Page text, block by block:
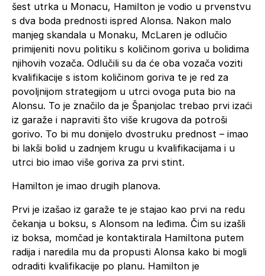
šest utrka u Monacu, Hamilton je vodio u prvenstvu
s dva boda prednosti ispred Alonsa. Nakon malo
manjeg skandala u Monaku, McLaren je odlučio
primijeniti novu politiku s količinom goriva u bolidima
njihovih vozača. Odlučili su da će oba vozača voziti
kvalifikacije s istom količinom goriva te je red za
povoljnijom strategijom u utrci ovoga puta bio na
Alonsu. To je značilo da je Španjolac trebao prvi izaći
iz garaže i napraviti što više krugova da potroši
gorivo. To bi mu donijelo dvostruku prednost – imao
bi lakši bolid u zadnjem krugu u kvalifikacijama i u
utrci bio imao više goriva za prvi stint.
Hamilton je imao drugih planova.
Prvi je izašao iz garaže te je stajao kao prvi na redu
čekanja u boksu, s Alonsom na leđima. Čim su izašli
iz boksa, momčad je kontaktirala Hamiltona putem
radija i naredila mu da propusti Alonsa kako bi mogli
odraditi kvalifikacije po planu. Hamilton je